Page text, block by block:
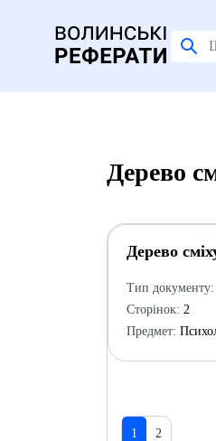
Дерево
Дерево
Тип документу:
Сторінок: 2
Предмет:
1 2